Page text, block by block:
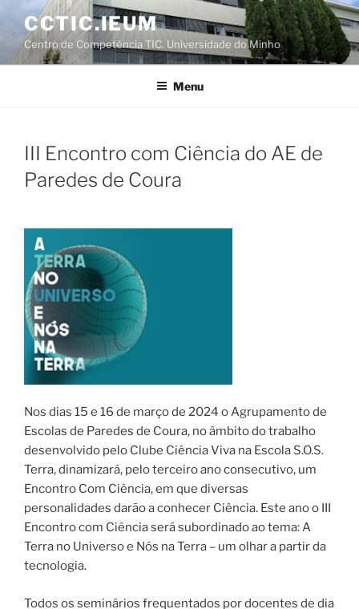
Saltar
conteúdo
CCTIC.IEUM
Centro de Competência TIC. Universidade do Minho
Menu
III Encontro com Ciência do AE de
Paredes de Coura
Nos dias 15 e 16 de março de 2024 o Agrupamento de
Escolas de Paredes de Coura, no âmbito do trabalho
desenvolvido pelo Clube Ciência Viva na Escola S.O.S.
Terra, dinamizará, pelo terceiro ano consecutivo, um
Encontro Com Ciência, em que diversas
personalidades darão a conhecer Ciência. Este ano o III
Encontro com Ciência será subordinado ao tema: A
Terra no Universo e Nós na Terra – um olhar a partir da
tecnologia.
Todos os seminários frequentados por docentes de dia